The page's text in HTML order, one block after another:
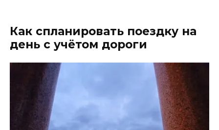
Как спланировать поездку на
день с учётом дороги